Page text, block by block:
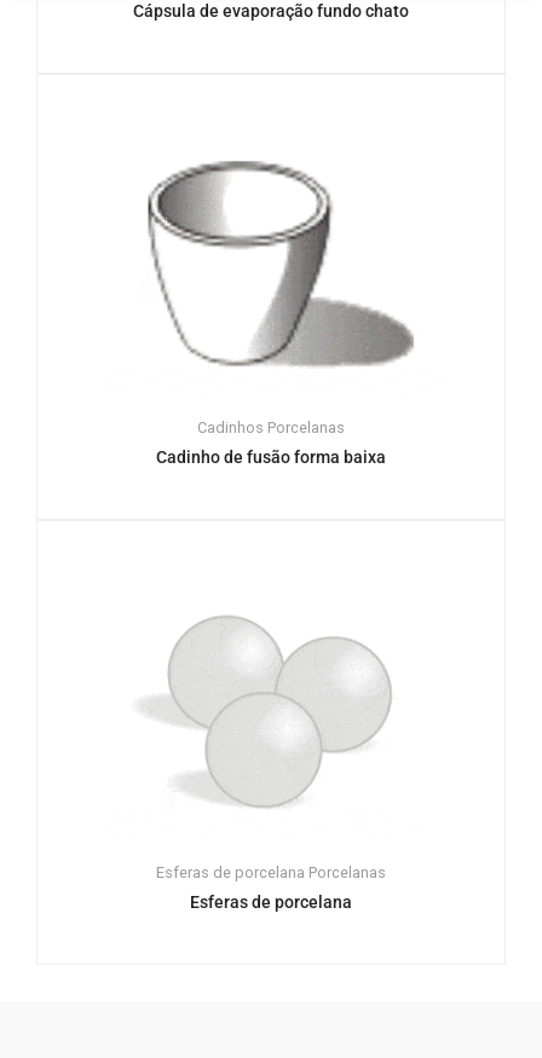
Cápsula de evaporação fundo chato
Cadinhos Porcelanas
Cadinho de fusão forma baixa
Esferas de porcelana Porcelanas
Esferas de porcelana